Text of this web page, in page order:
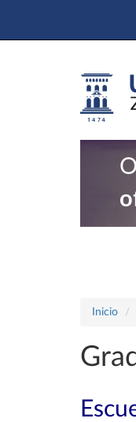
Inicio